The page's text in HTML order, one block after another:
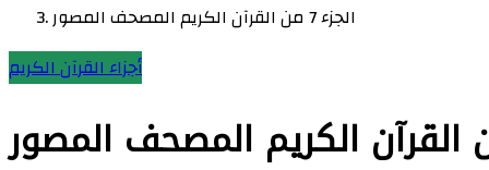
الجزء 7 من القرآن الكريم المصحف المصور
أجزاء القرآن الكريم